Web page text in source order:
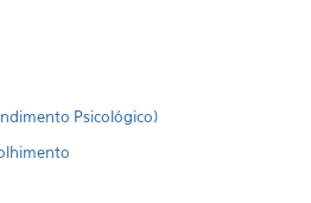
Psicológico)